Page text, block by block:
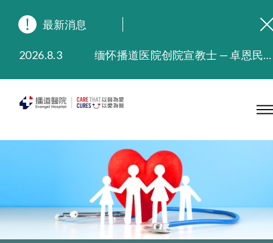
最新消息
2026.8.3
缅怀播道医院创院宣教士 — 卓恩民医生香港追思会
2025.9.23
本院在暴雨或台风警告信号 (包括黑色暴雨及8号或以上热带气旋警告信号) 下，仍会维持有限度服务。如有查询，可致电2711 5222。
2025.7.21
播道医院手机App已推出查阅病歷记录及求诊资料功能，请即下载